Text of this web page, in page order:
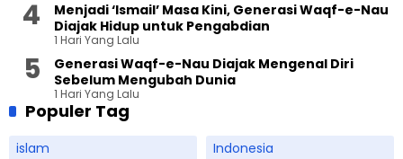
Menjadi ‘Ismail’ Masa Kini, Generasi Waqf-e-Nau
Diajak Hidup untuk Pengabdian
1 Hari Yang Lalu
Generasi Waqf-e-Nau Diajak Mengenal Diri
Sebelum Mengubah Dunia
1 Hari Yang Lalu
Populer Tag
islam
Indonesia